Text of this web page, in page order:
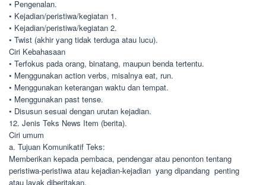
• Pengenalan.
• Kejadian/peristiwa/kegiatan 1.
• Kejadian/peristiwa/kegiatan 2.
• Twist (akhir yang tidak terduga atau lucu).
Ciri Kebahasaan
• Terfokus pada orang, binatang, maupun benda tertentu.
• Menggunakan action verbs, misalnya eat, run.
• Menggunakan keterangan waktu dan tempat.
• Menggunakan past tense.
• Disusun sesuai dengan urutan kejadian.
12. Jenis Teks News Item (berita).
Ciri umum
a. Tujuan Komunikatif Teks:
Memberikan kepada pembaca, pendengar atau penonton tentang
peristiwa-peristiwa atau kejadian-kejadian yang dipandang penting
atau layak diberitakan.